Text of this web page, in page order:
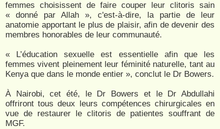
femmes choisissent de faire couper leur clitoris sain
« donné par Allah », c'est-à-dire, la partie de leur
anatomie apportant le plus de plaisir, afin de devenir des
membres honorables de leur communauté.
« L’éducation sexuelle est essentielle afin que les
femmes vivent pleinement leur féminité naturelle, tant au
Kenya que dans le monde entier », conclut le Dr Bowers.
À Nairobi, cet été, le Dr Bowers et le Dr Abdullahi
offriront tous deux leurs compétences chirurgicales en
vue de restaurer le clitoris de patientes souffrant de
MGF.